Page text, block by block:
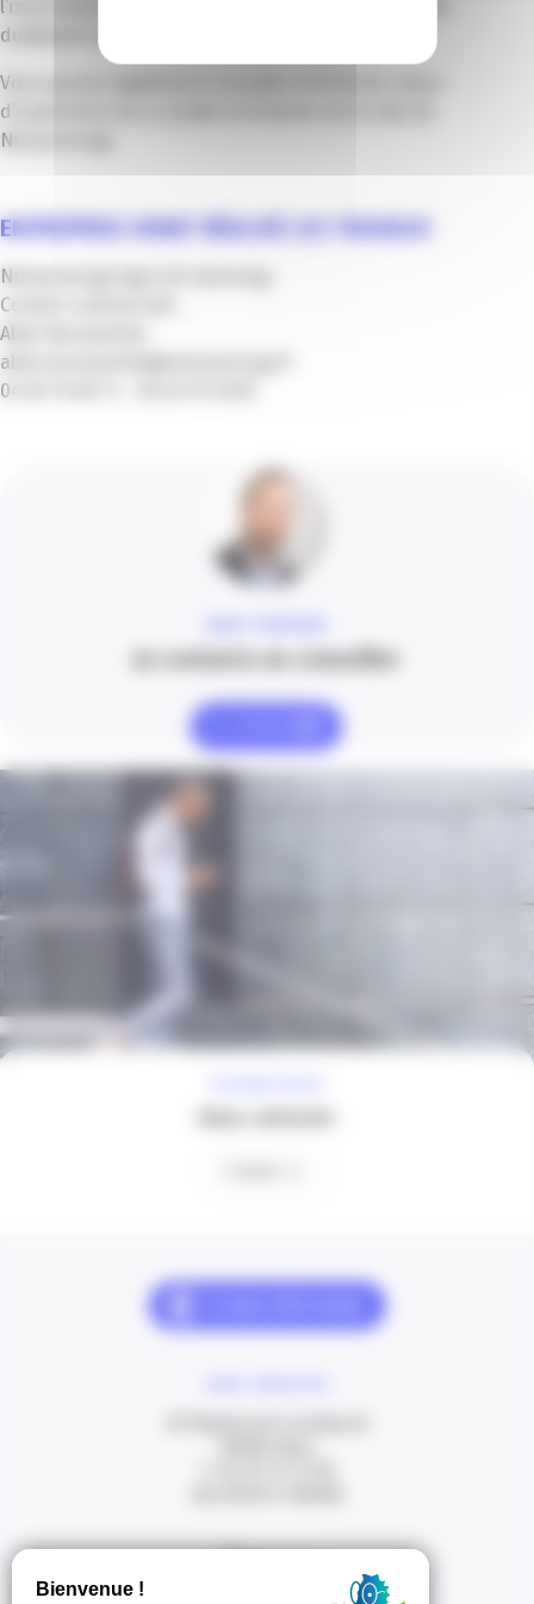
l’instrumentation, le suivi et le système d’alerte sont
dupliqués au nouvel atelier en cours de création.
Vous pouvez également consulter la fiche de retour
d’expérience de ce projet et d’autres sur le site de
Netseenergy.
ENTREPRISE AYANT RÉALISÉ LES TRAVAUX
Netseenergy logo net seenergy
Contact commercial :
Alain Benouahab
alain.benouahab@netseenergy.fr
04 83 76 60 73 – 06 20 78 18 05
Je contacte un conseiller